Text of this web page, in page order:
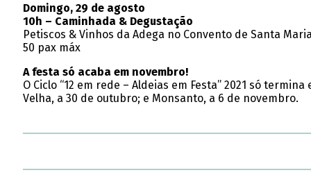
Domingo, 29 de agosto
10h – Caminhada & Degustação
Petiscos & Vinhos da Adega no Convento de Santa
50 pax máx
A festa só acaba em novembro!
O Ciclo “12 em rede – Aldeias em Festa” 2021 só
Velha, a 30 de outubro; e Monsanto, a 6 de novembro.